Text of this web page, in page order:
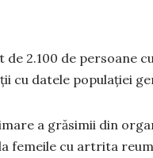
2.100 de persoane
cu datele populației
a grăsimii din
femeile cu artrita